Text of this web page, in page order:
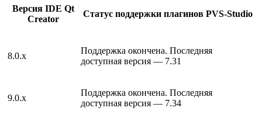
Версия IDE Qt
Creator
Статус поддержки плагинов PVS-Studio
8.0.x
Поддержка окончена. Последняя
доступная версия — 7.31
9.0.x
Поддержка окончена. Последняя
доступная версия — 7.34